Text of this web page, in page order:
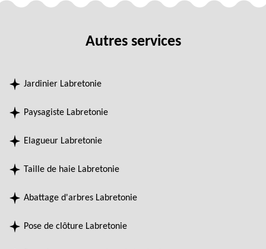
Autres services
Jardinier Labretonie
Paysagiste Labretonie
Elagueur Labretonie
Taille de haie Labretonie
Abattage d'arbres Labretonie
Pose de clôture Labretonie